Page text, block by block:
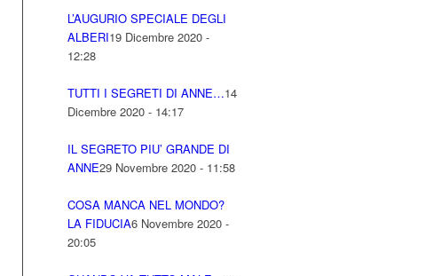
L’AUGURIO SPECIALE DEGLI
ALBERI19 Dicembre 2020 -
12:28
TUTTI I SEGRETI DI ANNE…14
Dicembre 2020 - 14:17
IL SEGRETO PIU’ GRANDE DI
ANNE29 Novembre 2020 - 11:58
COSA MANCA NEL MONDO?
LA FIDUCIA6 Novembre 2020 -
20:05